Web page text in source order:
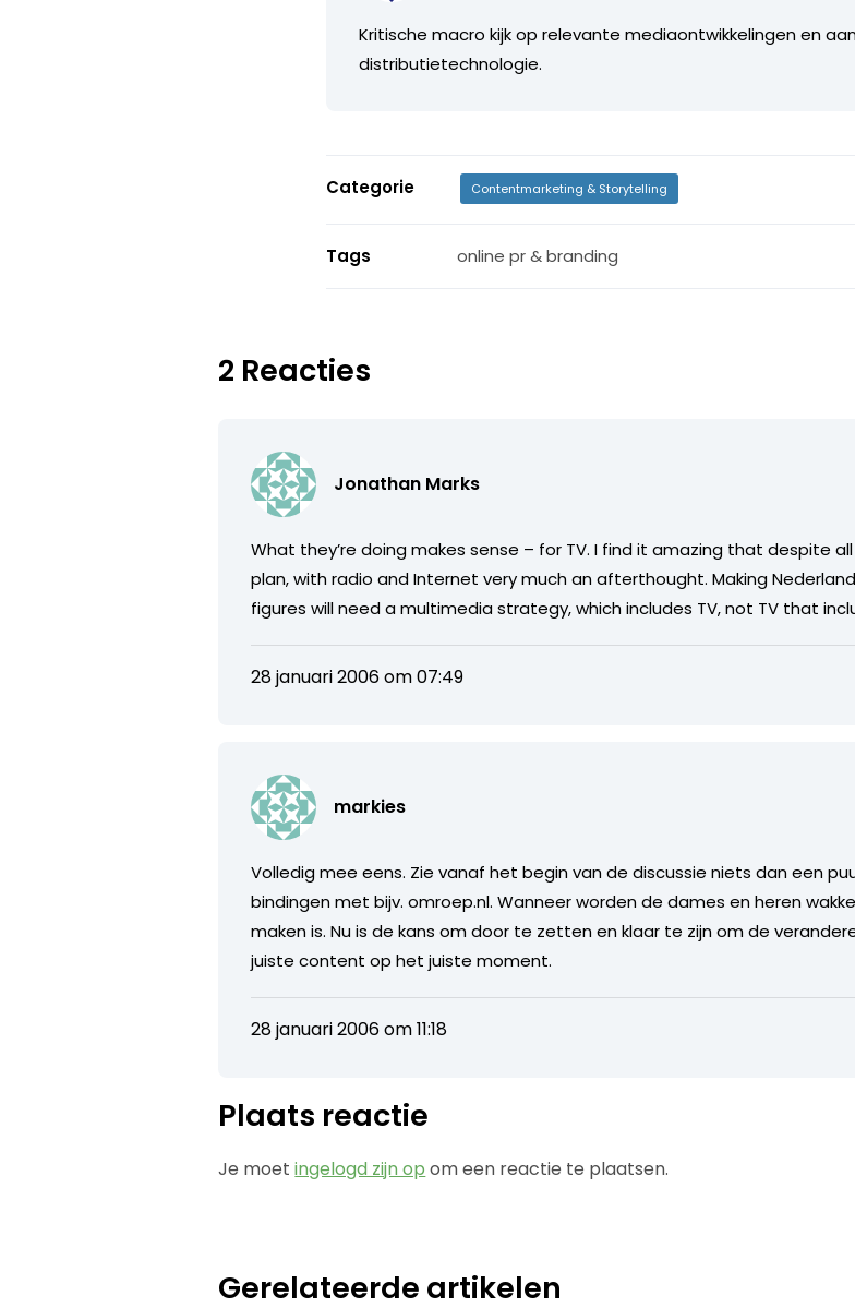
Kritische macro kijk op relevante mediaontwikkelingen en
distributietechnologie.
Categorie Contentmarketing & Storytelling
Tags online pr & branding
2 Reacties
Jonathan Marks
What they’re doing makes sense – for TV. I find it amazing that despite
plan, with radio and Internet very much an afterthought. Making
figures will need a multimedia strategy, which includes TV, not TV that
28 januari 2006 om 07:49
markies
Volledig mee eens. Zie vanaf het begin van de discussie niets dan een
bindingen met bijv. omroep.nl. Wanneer worden de dames en heren
maken is. Nu is de kans om door te zetten en klaar te zijn om de
juiste content op het juiste moment.
28 januari 2006 om 11:18
Plaats reactie
Je moetingelogd zijn op om een reactie te plaatsen.
Gerelateerde artikelen